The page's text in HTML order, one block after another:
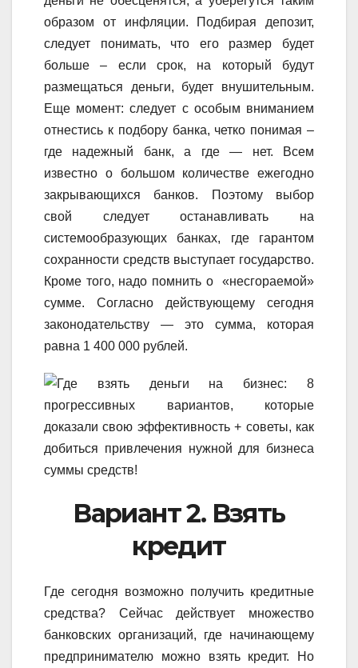
образом от инфляции. Подбирая депозит,
следует понимать, что его размер будет
больше – если срок, на который будут
размещаться деньги, будет внушительным.
Еще момент: следует с особым вниманием
отнестись к подбору банка, четко понимая –
где надежный банк, а где — нет. Всем
известно о большом количестве ежегодно
закрывающихся банков. Поэтому выбор
свой следует останавливать на
системообразующих банках, где гарантом
сохранности средств выступает государство.
Кроме того, надо помнить о «несгораемой»
сумме. Согласно действующему сегодня
законодательству — это сумма, которая
равна 1 400 000 рублей.
Вариант 2. Взять
кредит
Где сегодня возможно получить кредитные
средства? Сейчас действует множество
банковских организаций, где начинающему
предпринимателю можно взять кредит. Но